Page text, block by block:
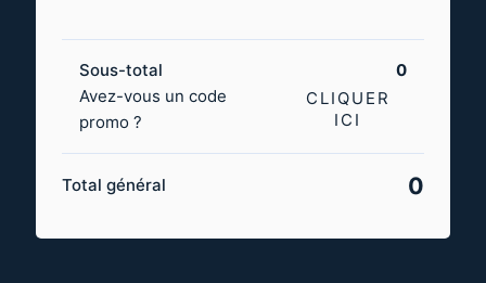
Sous-total
0
Avez-vous un code
promo ?
CLIQUER
ICI
Total général 0